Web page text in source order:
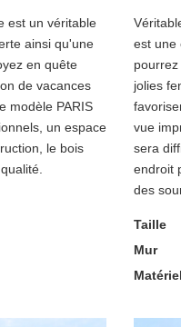
est un véritable
ainsi qu'une
en quête
de vacances
modèle PARIS
un espace
le bois
est une
jolies
vue
sera
endroit
des
Taille
Mur
Matériel